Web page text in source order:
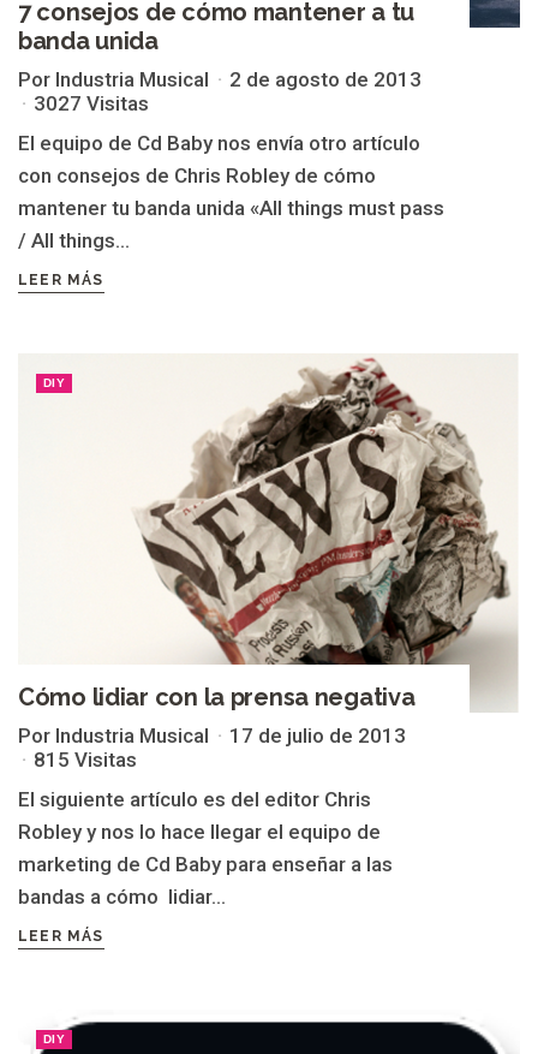
7 consejos de cómo mantener a tu
banda unida
Por Industria Musical
2 de agosto de 2013
3027 Visitas
El equipo de Cd Baby nos envía otro artículo
con consejos de Chris Robley de cómo
mantener tu banda unida «All things must pass
/ All things...
LEER MÁS
DIY
Cómo lidiar con la prensa negativa
Por Industria Musical
17 de julio de 2013
815 Visitas
El siguiente artículo es del editor Chris
Robley y nos lo hace llegar el equipo de
marketing de Cd Baby para enseñar a las
bandas a cómo lidiar...
LEER MÁS
DIY